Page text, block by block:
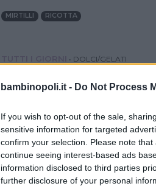
bambinopoli.it - Do Not Process
If you wish to opt-out of the sale,
sensitive information for targeted
confirm your selection. Please note
continue seeing interest-based ads
information disclosed to third parties
further disclosure of your personal
MIRTILLI RICOTTA
• DOLCI/GELATI
TUTTI I GIORNI • DOLCI/GELATI •
Gelato ai mirtilli